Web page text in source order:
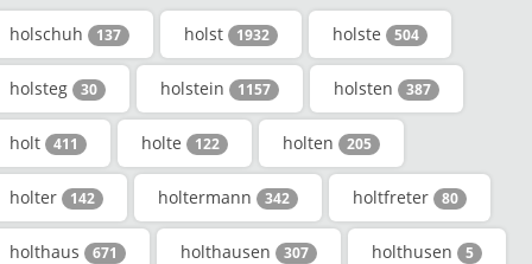
holschuh 137 holst 1932 holste 504
holsteg 30 holstein 1157 holsten 387
holt 411 holte 122 holten 205
holter 142 holtermann 342 holtfreter 80
holthaus 671 holthausen 307 holthusen 5